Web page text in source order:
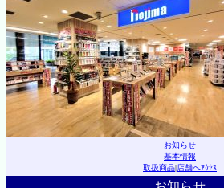
お知らせ
基本情報
取扱商品|店舗へｱｸｾｽ